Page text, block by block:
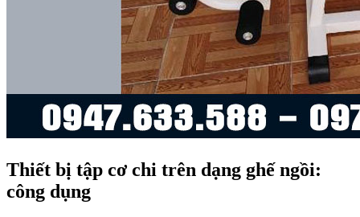
Thiết bị tập cơ chi trên dạng ghế ngồi:
công dụng